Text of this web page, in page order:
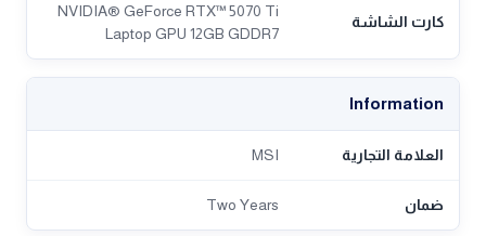
كارت الشاشة
NVIDIA® GeForce RTX™ 5070 Ti
Laptop GPU 12GB GDDR7
Information
العلامة التجارية MSI
ضمان Two Years